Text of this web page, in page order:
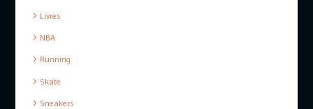
Livres
NBA
Running
Skate
Sneakers